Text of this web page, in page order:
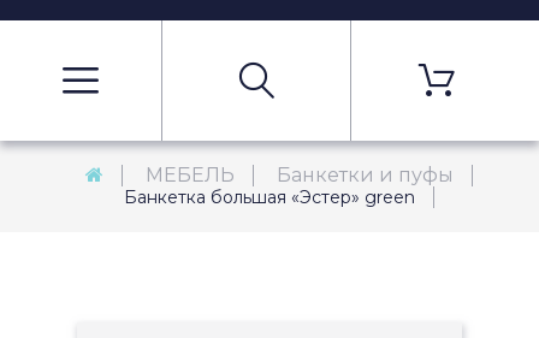
МЕБЕЛЬ Банкетки и пуфы
Банкетка большая «Эстер» green